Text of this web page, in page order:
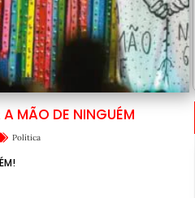
MÃO DE NINGUÉM
Política